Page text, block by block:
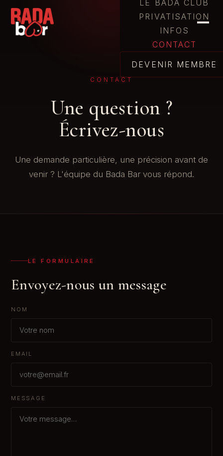
LE BADA CLUB
PRIVATISATION
INFOS
CONTACT
DEVENIR MEMBRE
CONTACT
Une question ?
Écrivez-nous
Une demande particulière, une précision avant de
venir ? L'équipe du Bada Bar vous répond.
LE FORMULAIRE
Envoyez-nous un message
NOM
EMAIL
MESSAGE